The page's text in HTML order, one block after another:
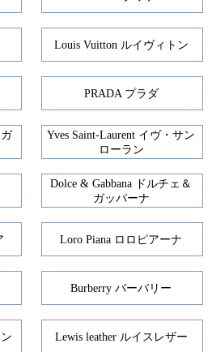
Louis Vuitton ルイヴィトン
PRADA プラダ
Yves Saint-Laurent イヴ・サン
ローラン
Dolce & Gabbana ドルチェ＆
ガッパーナ
Loro Piana ロロピアーナ
Burberry バーバリー
Lewis leather ルイスレザー